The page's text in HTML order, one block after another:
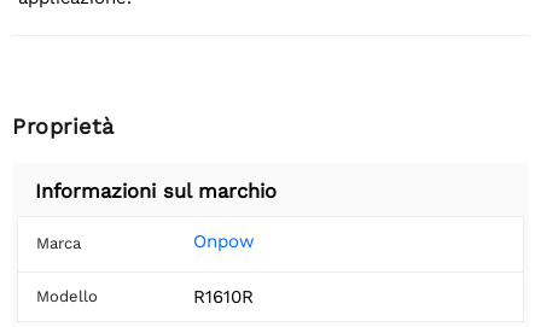
Proprietà
Informazioni sul marchio
Marca Onpow
Modello R1610R